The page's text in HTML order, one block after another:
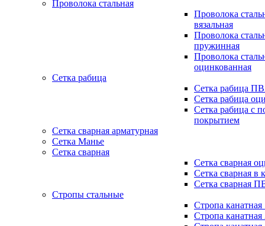
Проволока стальная
Проволока
вязальная
Проволока
пружинная
Проволока
оцинкованная
Сетка рабица
Сетка рабица
Сетка рабица
Сетка рабица с
покрытием
Сетка сварная арматурная
Сетка Манье
Сетка сварная
Сетка сварная
Сетка сварная в
Сетка сварная
Стропы стальные
Стропа
Стропа